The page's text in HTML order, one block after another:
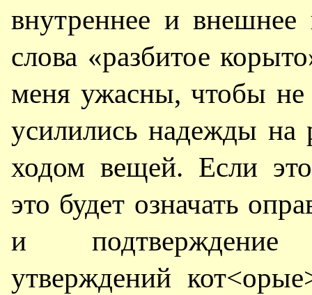
внутреннее и
слова «разбитое
меня ужасны, чтобы не
усилились надежды
ходом вещей. Если
это будет означать
и подтверждение
утверждений